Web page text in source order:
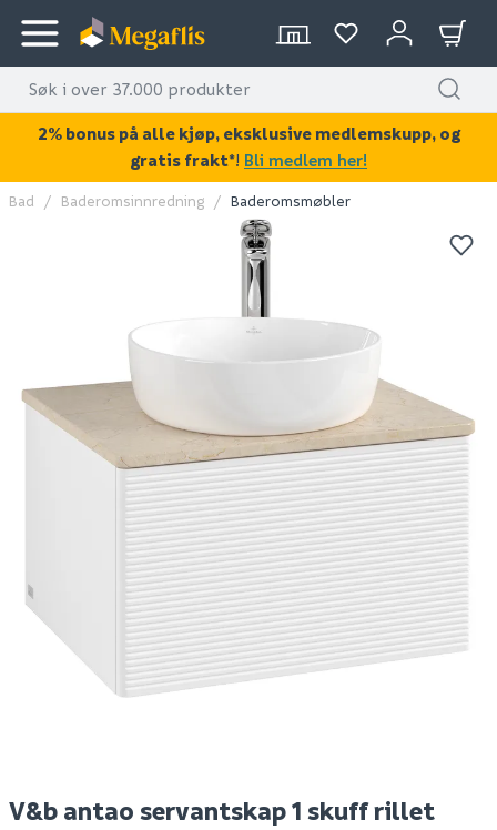
KAN DISSE VÆRE AV INTERESSE?
Lind prime høyskap 40
2 999
V&b antao servantskap
1 skuff rillet
600x360x500
m/kranhull m/lys
stengrå/créme
29 497
Bad Baderomsinnredning Baderomsmøbler
V&b antao servantskap 1 skuff rillet
2% bonus på alle kjøp, eksklusive medlemskupp, og
gratis frakt*! Bli medlem her!